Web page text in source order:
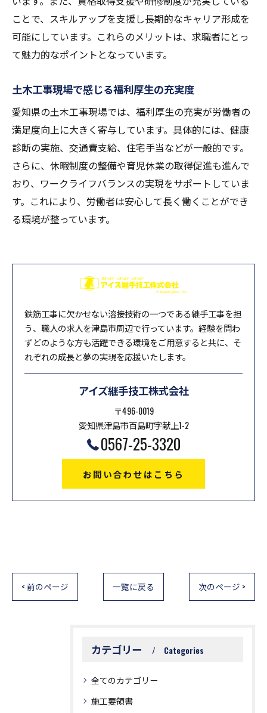
ことで、スキルアップを支援し長期的なキャリア形成を
可能にしています。これらのメリットは、求職者にとっ
て魅力的なポイントとなっています。
土木工事現場で感じる福利厚生の充実度
愛知県の土木工事現場では、福利厚生の充実が労働者の
満足度向上に大きく寄与しています。具体的には、健康
診断の実施、交通費支給、住宅手当などが一般的です。
さらに、休暇制度の整備や育児休業の取得促進も進んで
おり、ワークライフバランスの実現をサポートしていま
す。これにより、労働者は安心して長く働くことができ
る環境が整っています。
鉄筋工事に欠かせない溶接技術の一つである継手工事を担
う、職人の求人を津島市周辺で行っています。経験を問わ
ずどのような方も活躍できる環境をご用意すると共に、そ
れぞれの成長と夢の実現を応援いたします。
アイズ継手技工株式会社
〒496-0019
愛知県津島市百島町字献上1-2
0567-25-3320
お問い合わせはこちら
< 前のページ 一覧に戻る 次のページ >
カテゴリー Categories
全てのカテゴリー
施工要領書